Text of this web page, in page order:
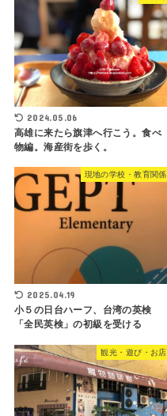
2024.05.06
高雄に来たら旗津へ行こう。食べ
物編。海産街を歩く。
現地の学校・教育関係
2025.04.19
小５の日台ハーフ、台湾の英検
「全民英検」の初級を受ける
観光・遊び・お店